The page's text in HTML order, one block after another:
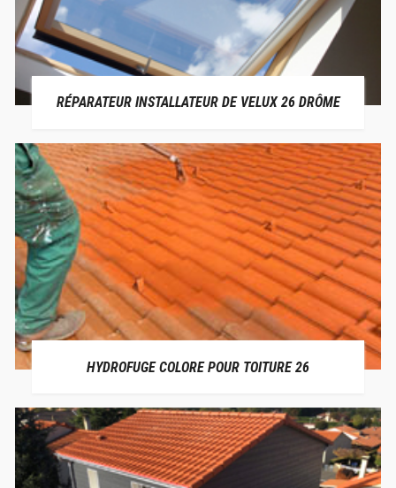
RÉPARATEUR INSTALLATEUR DE VELUX 26 DRÔME
HYDROFUGE COLORE POUR TOITURE 26